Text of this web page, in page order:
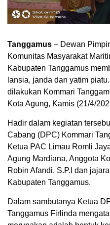
Tanggamus – Dewan
Komunitas Masyarakat
Kabupaten Tanggamus
lansia, janda dan yatim
dilakukan Kommari
Kota Agung, Kamis (21/4/
Hadir dalam kegiatan
Cabang (DPC) Kommari
Ketua PAC Limau Romli
Agung Mardiana, Anggota
Robin Afandi, S.P.I dan
Kabupaten Tanggamus.
Dalam sambutanya Ketua
Tanggamus Firlinda